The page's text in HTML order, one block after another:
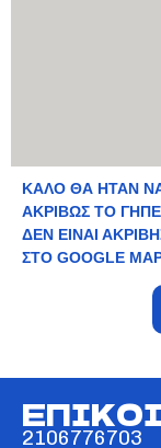
ΚΑΛΟ ΘΑ ΗΤΑΝ
ΑΚΡΙΒΩΣ ΤΟ
ΔΕΝ ΕΙΝΑΙ
ΣΤΟ GOOGLE
2106776703